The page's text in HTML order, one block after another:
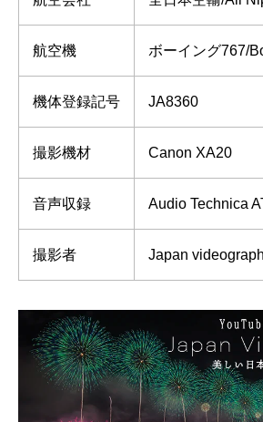
航空機 ボーイング767/
機体登録記号 JA8360
撮影機材 Canon XA20
音声収録 Audio Technica
撮影者 Japan